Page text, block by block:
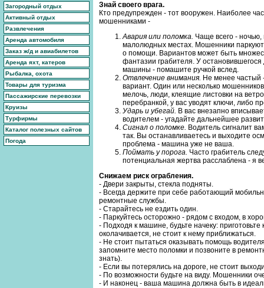
Загородный отдых
Активный отдых
Развлечения
Аренда автомобиля
Заказ ж/д и авиабилетов
Аренда яхт, катеров
Рыбалка, охота
Товары для туризма
Пассажирские перевозки
Круизы
Турфирмы
Каталог полезных сайтов
Погода
Знай своего врага.
Кто предупрежден - тот вооружен. Наиболее
мошенниками -
Авария или поломка. Чаще всего - ночью,
малолюдных местах. Мошенники
о помощи. Вариантов может быть
фантазии грабителя. У
машины - помашите ручкой вслед.
Отвлечение внимания. Не менее частый
вариант. Один или несколько
мелочь, люди, клеящие листовки на
перебранкой, у вас уводят ключи, либо
Ударь и убегай. В вас внезапно
водителем - угадайте дальнейшее
Сигнал о поломке. Водитель сигналит
так. Вы останавливаетесь и выходите
проблема - машина уже не ваша.
Поймать у порога. Часто грабитель
потенциальная жертва расслаблена - я
Снижаем риск ограбления.
- Двери закрыты, стекла подняты.
- Всегда держите при себе работающий
ремонтные службы.
- Старайтесь не ездить один.
- Паркуйтесь осторожно - рядом с входом, в
- Подходя к машине, будьте начеку:
околачивается, не стоит к нему приближаться.
- Не стоит пытаться оказывать помощь
запомните место поломки и позвоните в
знать).
- Если вы потерялись на дороге, не стоит
- По возможности будьте на виду. Мошенники
- И наконец - ваша машина должна быть в